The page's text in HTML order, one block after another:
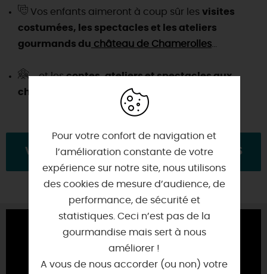
Vos enfants aimeront à coup sûr les visites
costumées, les spectacles et les ateliers
gourmands du château de Chamerolles
... et lescontes, ateliers et spectacles aux
châteaux de Sully-sur-Loire et de Gien
VOICI ICI L'OCCASION DE PLONGER DANS
LA MAGIE DE NOËL !
Pour votre confort de navigation et
l’amélioration constante de votre
expérience sur notre site, nous utilisons
des cookies de mesure d’audience, de
performance, de sécurité et
statistiques. Ceci n’est pas de la
gourmandise mais sert à nous
améliorer !
A vous de nous accorder (ou non) votre